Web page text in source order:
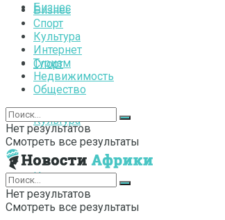
Бизнес
Спорт
Культура
Интернет
Бизнес
Спорт
Культура
Интернет
Туризм
Недвижимость
Общество
Нет результатов
Смотреть все результаты
Нет результатов
Смотреть все результаты